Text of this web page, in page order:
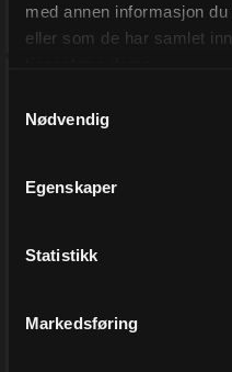
med annen informasjon
eller som de har samlet
Nødvendig
Egenskaper
Statistikk
Markedsføring
finnes i flere bredder